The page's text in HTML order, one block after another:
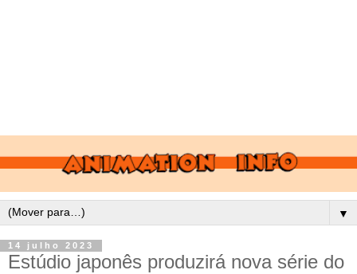
▼
14 julho 2023
Estúdio japonês produzirá nova série do